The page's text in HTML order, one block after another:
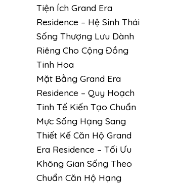
Tiện Ích Grand Era
Residence – Hệ Sinh Thái
Sống Thượng Lưu Dành
Riêng Cho Cộng Đồng
Tinh Hoa
Mặt Bằng Grand Era
Residence – Quy Hoạch
Tinh Tế Kiến Tạo Chuẩn
Mực Sống Hạng Sang
Thiết Kế Căn Hộ Grand
Era Residence – Tối Ưu
Không Gian Sống Theo
Chuẩn Căn Hộ Hạng